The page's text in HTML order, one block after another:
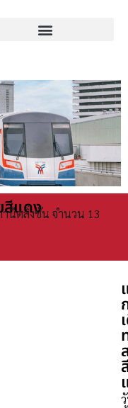
สีแดง
นีตลิ่งชัน จำนวน 13